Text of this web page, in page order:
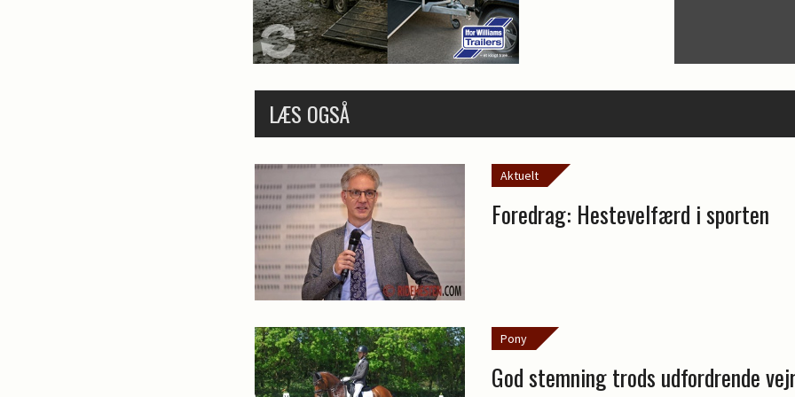
LÆS OGSÅ
Aktuelt
Foredrag: Hestevelfærd i sporten
Pony
God stemning trods udfordrende